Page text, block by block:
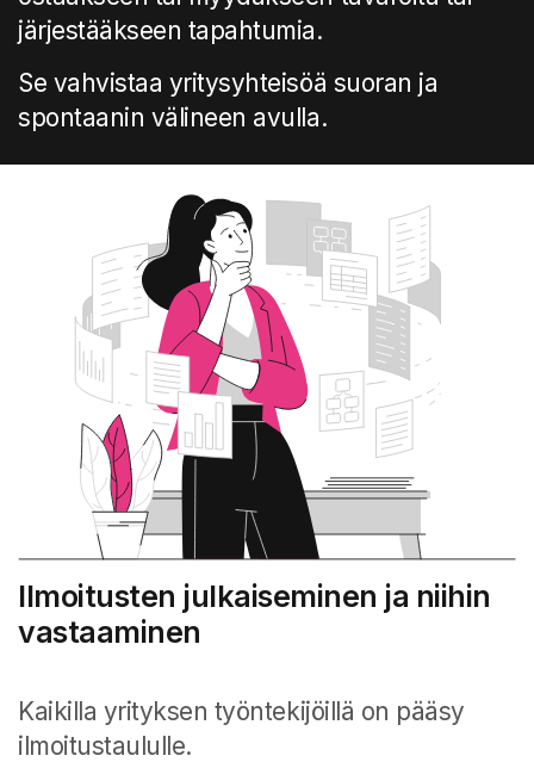
järjestääkseen tapahtumia.
Se vahvistaa yritysyhteisöä suoran ja
spontaanin välineen avulla.
Ilmoitusten julkaiseminen ja niihin
vastaaminen
Kaikilla yrityksen työntekijöillä on pääsy
ilmoitustaululle.